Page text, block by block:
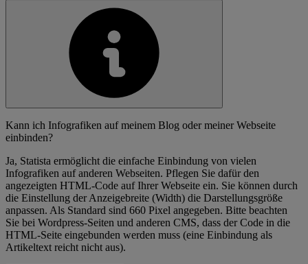
Kann ich Infografiken auf meinem Blog oder meiner Webseite
einbinden?
Ja, Statista ermöglicht die einfache Einbindung von vielen
Infografiken auf anderen Webseiten. Pflegen Sie dafür den
angezeigten HTML-Code auf Ihrer Webseite ein. Sie können durch
die Einstellung der Anzeigebreite (Width) die Darstellungsgröße
anpassen. Als Standard sind 660 Pixel angegeben. Bitte beachten
Sie bei Wordpress-Seiten und anderen CMS, dass der Code in die
HTML-Seite eingebunden werden muss (eine Einbindung als
Artikeltext reicht nicht aus).